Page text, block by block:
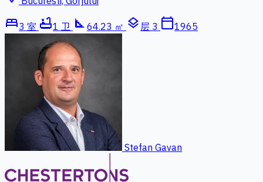
bed3 室 bathtub1 卫 square_foot 64.23 ㎡ layers 层 3 calendar_today1965
Stefan Gavan